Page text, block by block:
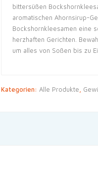
bittersüßen
aromatischen Ahornsirup-
Bockshornkleesamen eine
herzhaften Gerichten.
um alles von Soßen bis zu
Kategorien: Alle Produkte